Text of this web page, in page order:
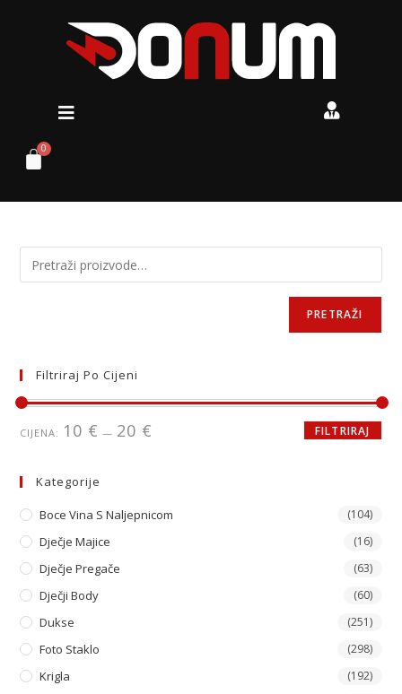
PRETRAŽI
Filtriraj Po Cijeni
FILTRIRAJ
CIJENA: 10 € — 20 €
Kategorije
Boce Vina S Naljepnicom (104)
Dječje Majice (16)
Dječje Pregače (63)
Dječji Body (60)
Dukse (251)
Foto Staklo (298)
Krigla (192)